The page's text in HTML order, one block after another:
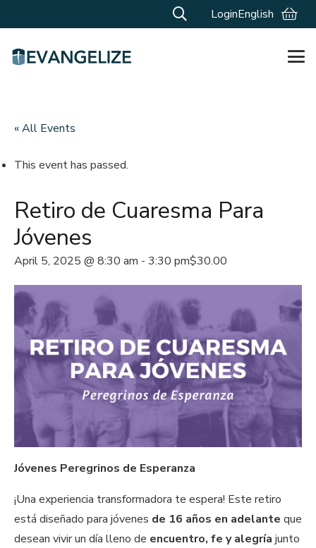
LoginEnglish
« All Events
This event has passed.
Retiro de Cuaresma Para
Jóvenes
April 5, 2025 @ 8:30 am - 3:30 pm$30.00
Jóvenes Peregrinos de Esperanza
¡Una experiencia transformadora te espera! Este retiro
está diseñado para jóvenes de 16 años en adelante que
desean vivir un día lleno de encuentro, fe y alegría junto